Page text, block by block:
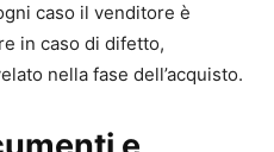
caso il venditore è
in caso di difetto,
nella fase dell’acquisto.